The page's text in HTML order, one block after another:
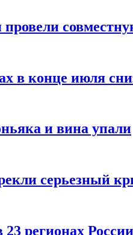
в конце июля
и вина упали
серьезный
регионах